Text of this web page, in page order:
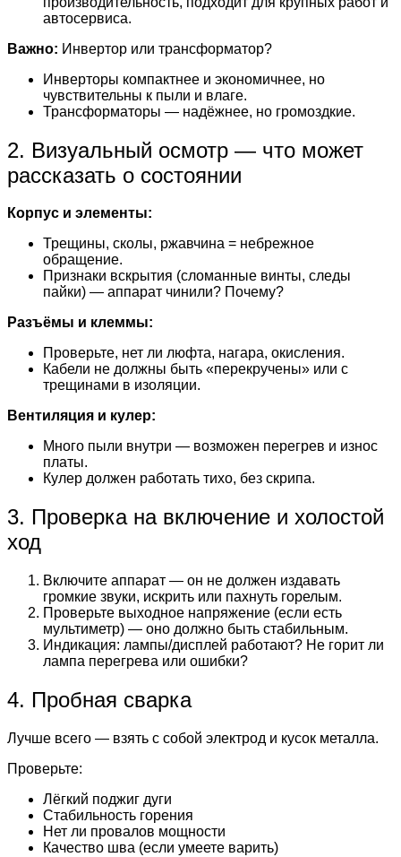
автосервиса.
Важно: Инвертор или трансформатор?
Инверторы компактнее и экономичнее, но
чувствительны к пыли и влаге.
Трансформаторы — надёжнее, но громоздкие.
2. Визуальный осмотр — что может
рассказать о состоянии
Корпус и элементы:
Трещины, сколы, ржавчина = небрежное
обращение.
Признаки вскрытия (сломанные винты, следы
пайки) — аппарат чинили? Почему?
Разъёмы и клеммы:
Проверьте, нет ли люфта, нагара, окисления.
Кабели не должны быть «перекручены» или с
трещинами в изоляции.
Вентиляция и кулер:
Много пыли внутри — возможен перегрев и износ
платы.
Кулер должен работать тихо, без скрипа.
3. Проверка на включение и холостой
ход
Включите аппарат — он не должен издавать
громкие звуки, искрить или пахнуть горелым.
Проверьте выходное напряжение (если есть
мультиметр) — оно должно быть стабильным.
Индикация: лампы/дисплей работают? Не горит ли
лампа перегрева или ошибки?
4. Пробная сварка
Лучше всего — взять с собой электрод и кусок металла.
Проверьте:
Лёгкий поджиг дуги
Стабильность горения
Нет ли провалов мощности
Качество шва (если умеете варить)